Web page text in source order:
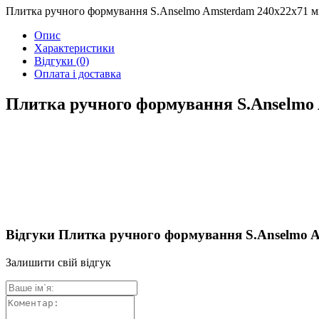
Плитка ручного формування S.Anselmo Amsterdam 240х22х71
Опис
Характеристики
Відгуки (0)
Оплата і доставка
Плитка ручного формування
Відгуки Плитка ручного формування S.Anselmo
Залишити свій відгук